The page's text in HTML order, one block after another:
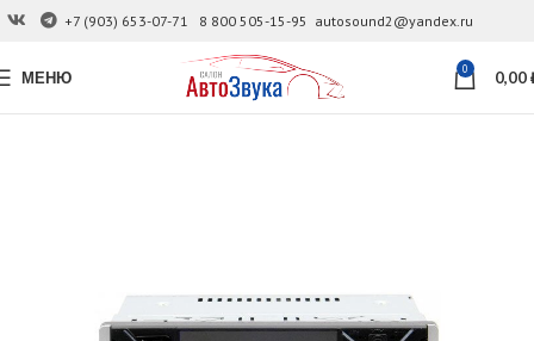
+7 (903) 653-07-71 8 800 505-15-95 autosound2@yandex.ru
МЕНЮ 0 0,00